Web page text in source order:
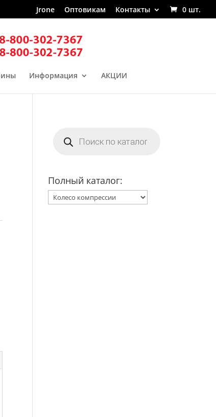
Jrone Оптовикам Контакты 0 шт.
Информация АКЦИИ
товаров
Полный каталог: